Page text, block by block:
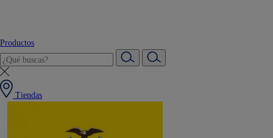
Productos
Tiendas